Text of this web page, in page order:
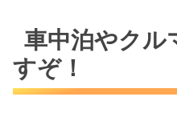
車中泊やクル
すぞ！